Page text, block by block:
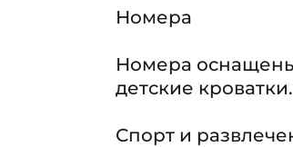
Номера
Номера
детские
Спорт и